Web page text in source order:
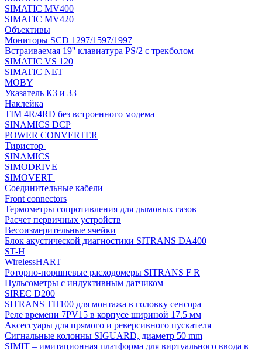
SIMATIC MV400
SIMATIC MV420
Объективы
Мониторы SCD 1297/1597/1997
Встраиваемая 19'' клавиатура PS/2 с трекболом
SIMATIC VS 120
SIMATIC NET
MOBY
Указатель КЗ и ЗЗ
Наклейка
TIM 4R/4RD без встроенного модема
SINAMICS DCP
POWER CONVERTER
Тиристор
SINAMICS
SIMODRIVE
SIMOVERT
Соединительные кабели
Front connectors
Термометры сопротивления для дымовых газов
Расчет первичных устройств
Весоизмерительные ячейки
Блок акустической диагностики SITRANS DA400
ST-H
WirelessHART
Роторно-поршневые расходомеры SITRANS F R
Пульсометры с индуктивным датчиком
SIREC D200
SITRANS TH100 для монтажа в головку сенсора
Реле времени 7PV15 в корпусе шириной 17.5 мм
Аксессуары для прямого и реверсивного пускателя
Сигнальные колонны SIGUARD, диаметр 50 mm
SIMIT – имитационная платформа для виртуального ввода в